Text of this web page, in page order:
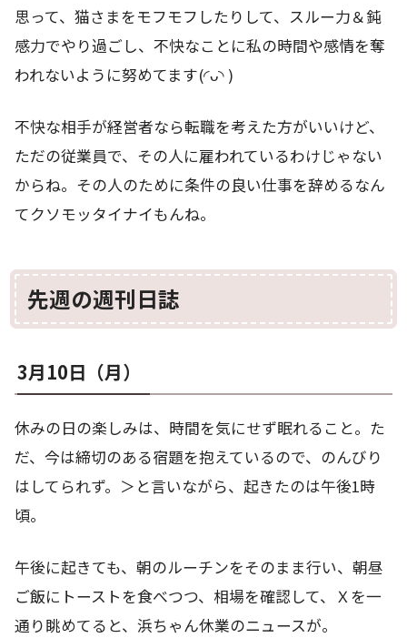
思って、猫さまをモフモフしたりして、スルー力＆鈍
感力でやり過ごし、不快なことに私の時間や感情を奪
われないように努めてます(◜ᴗ◝ )
不快な相手が経営者なら転職を考えた方がいいけど、
ただの従業員で、その人に雇われているわけじゃない
からね。その人のために条件の良い仕事を辞めるなん
てクソモッタイナイもんね。
先週の週刊日誌
3月10日（月）
休みの日の楽しみは、時間を気にせず眠れること。た
だ、今は締切のある宿題を抱えているので、のんびり
はしてられず。＞と言いながら、起きたのは午後1時
頃。
午後に起きても、朝のルーチンをそのまま行い、朝昼
ご飯にトーストを食べつつ、相場を確認して、Ｘを一
通り眺めてると、浜ちゃん休業のニュースが。